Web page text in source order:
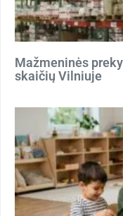
Mažmeninės
skaičių Vilniuje